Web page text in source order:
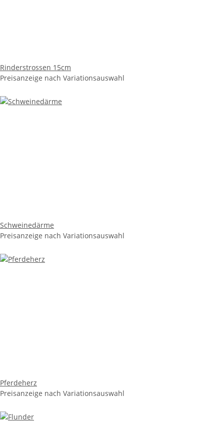
Rinderstrossen 15cm
Preisanzeige nach Variationsauswahl
Schweinedärme
Preisanzeige nach Variationsauswahl
Pferdeherz
Preisanzeige nach Variationsauswahl